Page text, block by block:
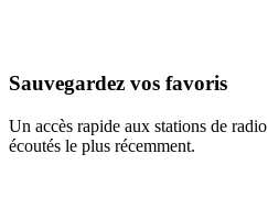
Sauvegardez vos favoris
Un accès rapide aux stations de
écoutés le plus récemment.